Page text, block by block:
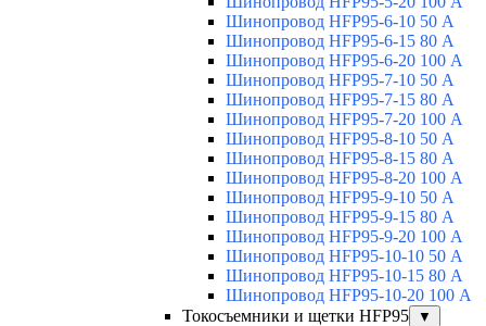
Шинопровод HFP95-6-10 50 А
Шинопровод HFP95-6-15 80 А
Шинопровод HFP95-6-20 100 А
Шинопровод HFP95-7-10 50 А
Шинопровод HFP95-7-15 80 А
Шинопровод HFP95-7-20 100 А
Шинопровод HFP95-8-10 50 А
Шинопровод HFP95-8-15 80 А
Шинопровод HFP95-8-20 100 А
Шинопровод HFP95-9-10 50 А
Шинопровод HFP95-9-15 80 А
Шинопровод HFP95-9-20 100 А
Шинопровод HFP95-10-10 50 А
Шинопровод HFP95-10-15 80 А
Шинопровод HFP95-10-20 100 А
Токосъемники и щетки HFP95
▼